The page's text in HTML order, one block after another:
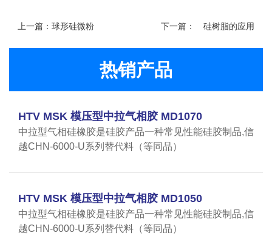
上一篇：球形硅微粉 下一篇： 硅树脂的应用
热销产品
HTV MSK 模压型中拉气相胶 MD1070
中拉型气相硅橡胶是硅胶产品一种常见性能硅胶制品,信
越CHN-6000-U系列替代料（等同品）
HTV MSK 模压型中拉气相胶 MD1050
中拉型气相硅橡胶是硅胶产品一种常见性能硅胶制品,信
越CHN-6000-U系列替代料（等同品）